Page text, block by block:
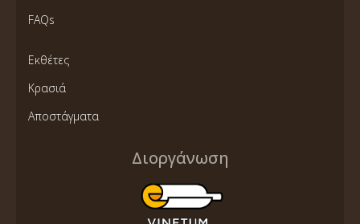
FAQs
Εκθέτες
Κρασιά
Αποστάγματα
Διοργάνωση